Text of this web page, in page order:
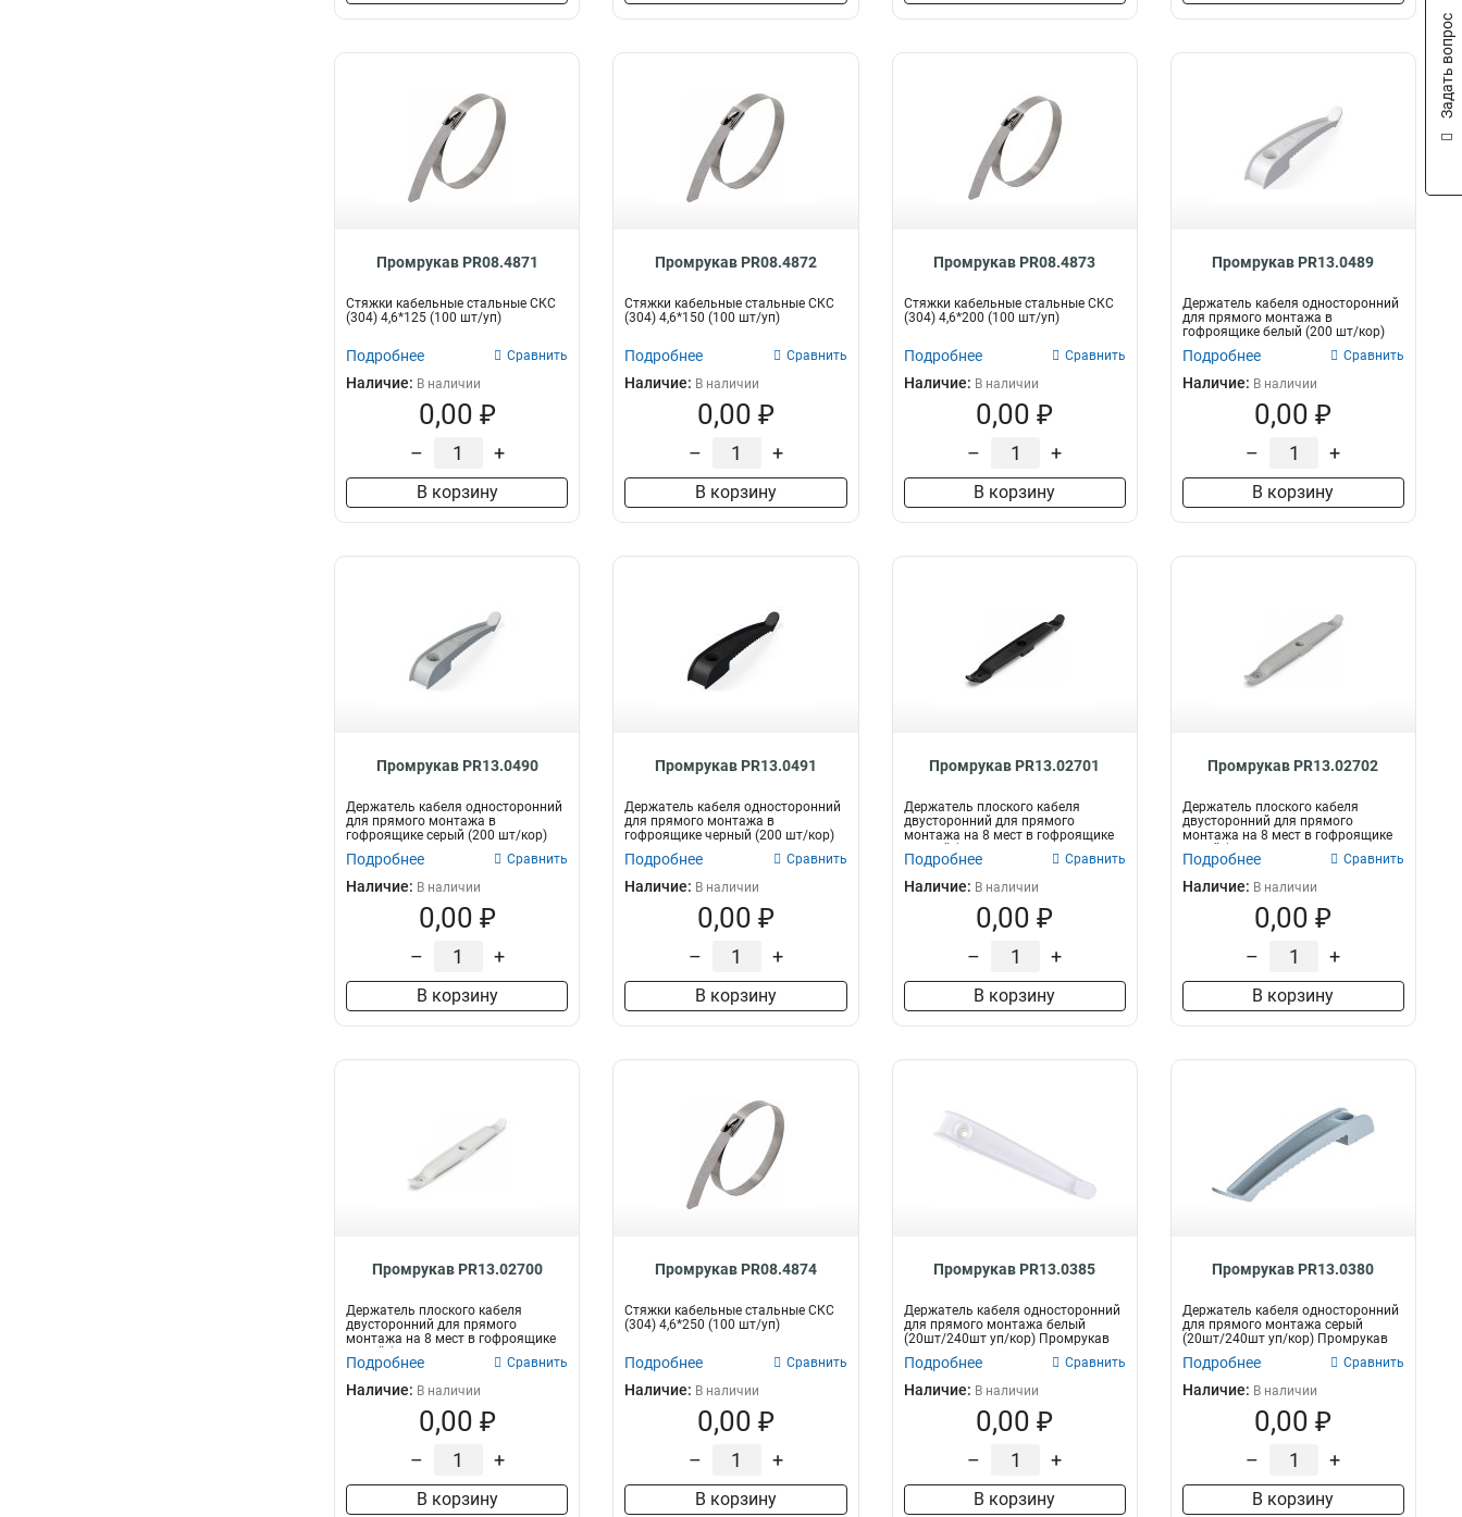
Промрукав PR08.4871
Стяжки кабельные стальные СКС
(304) 4,6*125 (100 шт/уп)
Подробнее Сравнить
Наличие: В наличии
0,00 ₽
– +
В корзину
Промрукав PR08.4872
Стяжки кабельные стальные СКС
(304) 4,6*150 (100 шт/уп)
Подробнее Сравнить
Наличие: В наличии
0,00 ₽
– +
В корзину
Промрукав PR08.4873
Стяжки кабельные стальные СКС
(304) 4,6*200 (100 шт/уп)
Подробнее Сравнить
Наличие: В наличии
0,00 ₽
– +
В корзину
Промрукав PR13.0489
Держатель кабеля односторонний
для прямого монтажа в
гофроящике белый (200 шт/кор)
Промрукав
Подробнее Сравнить
Наличие: В наличии
0,00 ₽
– +
В корзину
Промрукав PR13.0490
Держатель кабеля односторонний
для прямого монтажа в
гофроящике серый (200 шт/кор)
Промрукав
Подробнее Сравнить
Наличие: В наличии
0,00 ₽
– +
В корзину
Промрукав PR13.0491
Держатель кабеля односторонний
для прямого монтажа в
гофроящике черный (200 шт/кор)
Промрукав
Подробнее Сравнить
Наличие: В наличии
0,00 ₽
– +
В корзину
Промрукав PR13.02701
Держатель плоского кабеля
двусторонний для прямого
монтажа на 8 мест в гофроящике
черный (290 ш...
Подробнее Сравнить
Наличие: В наличии
0,00 ₽
– +
В корзину
Промрукав PR13.02702
Держатель плоского кабеля
двусторонний для прямого
монтажа на 8 мест в гофроящике
серый (290 шт...
Подробнее Сравнить
Наличие: В наличии
0,00 ₽
– +
В корзину
Промрукав PR13.02700
Держатель плоского кабеля
двусторонний для прямого
монтажа на 8 мест в гофроящике
белый (290 шт...
Подробнее Сравнить
Наличие: В наличии
0,00 ₽
– +
В корзину
Промрукав PR08.4874
Стяжки кабельные стальные СКС
(304) 4,6*250 (100 шт/уп)
Подробнее Сравнить
Наличие: В наличии
0,00 ₽
– +
В корзину
Промрукав PR13.0385
Держатель кабеля односторонний
для прямого монтажа белый
(20шт/240шт уп/кор) Промрукав
Подробнее Сравнить
Наличие: В наличии
0,00 ₽
– +
В корзину
Промрукав PR13.0380
Держатель кабеля односторонний
для прямого монтажа серый
(20шт/240шт уп/кор) Промрукав
Подробнее Сравнить
Наличие: В наличии
0,00 ₽
– +
В корзину
Задать вопрос